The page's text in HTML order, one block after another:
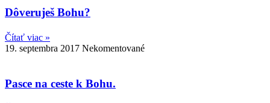
Dôveruješ Bohu?
Čítať viac »
19. septembra 2017 Nekomentované
Pasce na ceste k Bohu.